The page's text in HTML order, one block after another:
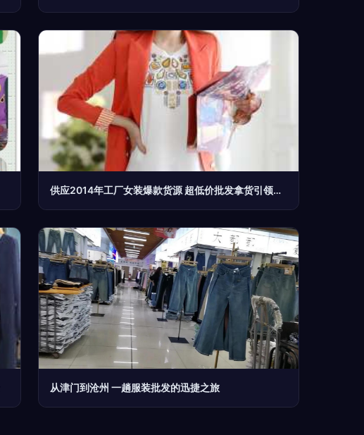
供应2014年工厂女装爆款货源 超低价批发拿货引领潮流新机
从津门到沧州 一趟服装批发的迅捷之旅